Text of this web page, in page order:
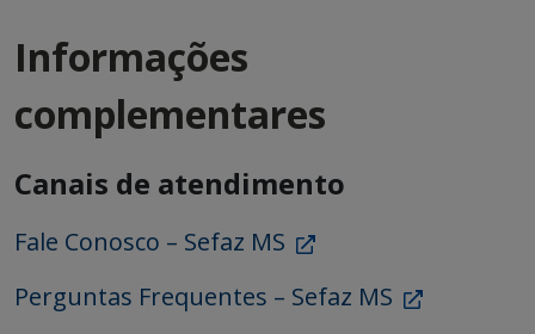
Informações
complementares
Canais de atendimento
Fale Conosco – Sefaz MS
Perguntas Frequentes – Sefaz MS